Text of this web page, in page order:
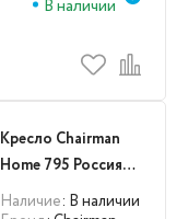
В наличии
Кресло Chairman
Home 795 Россия
ткань Т-10
Наличие: В наличии